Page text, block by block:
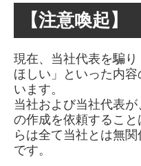
【注意喚起】
現在、当社代表を騙
ほしい」といった内
います。
当社および当社代表
の作成を依頼するこ
らは全て当社とは無関
です。